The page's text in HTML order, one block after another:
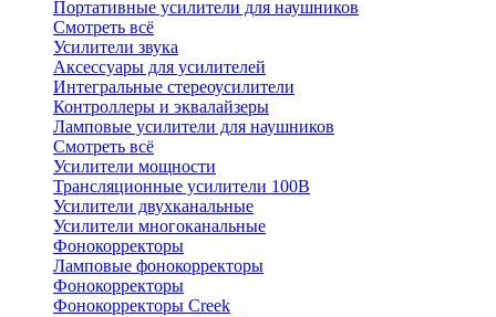
Портативные усилители для наушников
Смотреть всё
Усилители звука
Аксессуары для усилителей
Интегральные стереоусилители
Контроллеры и эквалайзеры
Ламповые усилители для наушников
Смотреть всё
Усилители мощности
Трансляционные усилители 100В
Усилители двухканальные
Усилители многоканальные
Фонокорректоры
Ламповые фонокорректоры
Фонокорректоры
Фонокорректоры Creek